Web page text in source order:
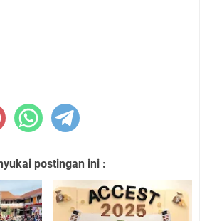
postingan ini :